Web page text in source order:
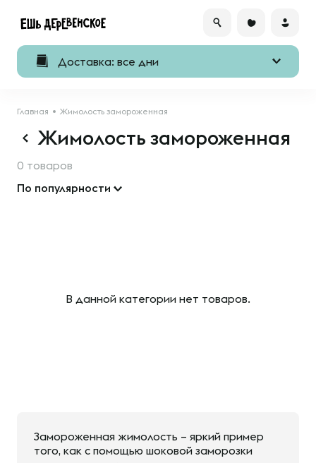
Доставка: все дни
Главная Жимолость замороженная
Жимолость замороженная
0 товаров
По популярности
В данной категории нет товаров.
Замороженная жимолость – яркий пример
того, как с помощью шоковой заморозки